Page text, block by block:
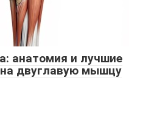
анатомия и лучшие
двуглавую мышцу